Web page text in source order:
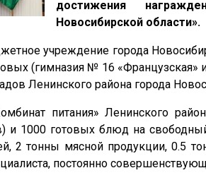
достижения
Новосибирской области».
учреждение города
(гимназия № 16
Ленинского района города
питания» Ленинского
и 1000 готовых блюд на
2 тонны мясной продукции, 0.5
постоянно